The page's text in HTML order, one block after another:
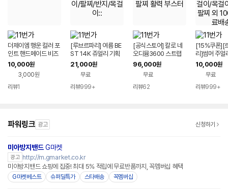
더제이엠 행운 컬러 포
인트 핸드메이드 비즈
팔찌
10,000원
3,000원
리뷰1
[루브르파리] 여름 BE
ST 14K 쥬얼리 기획
전 ::귀걸이/팔찌/반지/
목걸이::
21,000원
무료
리뷰999+
[공식스토어] 칼로 네
오디뮴3600 스트랩
커플 건강 팔찌 활력 부
스터
96,000원
무료
리뷰62
[15%쿠폰][
리]썸머 주얼
가 귀걸이/목
지/팔찌 외
료배송)
10,000원
무료
리뷰999+
파워링크 광고 신청하기
미아방지밴드G마켓
광고 http://m.gmarket.co.kr
미아방지밴드 쇼핑에 집중! 최대 5% 적립에 무료반품까지, 꼭멤버십 혜택
G마켓베스트 슈퍼딜특가 스타배송 꼭멤버십